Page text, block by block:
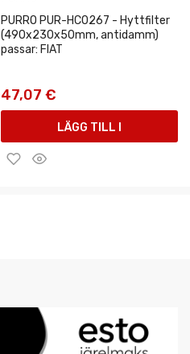
PURRO PUR-HC0267 - Hyttfilter
(490x230x50mm, antidamm)
passar: FIAT
47,07 €
LÄGG TILL I